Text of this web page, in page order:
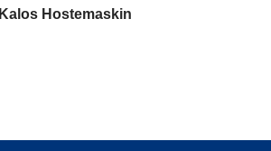
Kalos Hostemaskin